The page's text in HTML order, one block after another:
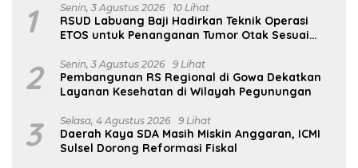
1 Senin, 3 Agustus 2026 10 Lihat
RSUD Labuang Baji Hadirkan Teknik Operasi
ETOS untuk Penanganan Tumor Otak Sesuai
2 Senin, 3 Agustus 2026 9 Lihat
Pembangunan RS Regional di Gowa Dekatkan
Layanan Kesehatan di Wilayah Pegunungan
3 Selasa, 4 Agustus 2026 9 Lihat
Daerah Kaya SDA Masih Miskin Anggaran, ICMI
Sulsel Dorong Reformasi Fiskal